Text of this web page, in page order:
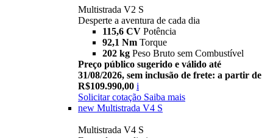
Multistrada V2 S
Desperte a aventura de cada dia
115,6 CV Potência
92,1 Nm Torque
202 kg Peso Bruto sem Combustível
Preço público sugerido e válido até
31/08/2026, sem inclusão de frete: a partir de
R$109.990,00 i
Solicitar cotação Saiba mais
new Multistrada V4 S
Multistrada V4 S